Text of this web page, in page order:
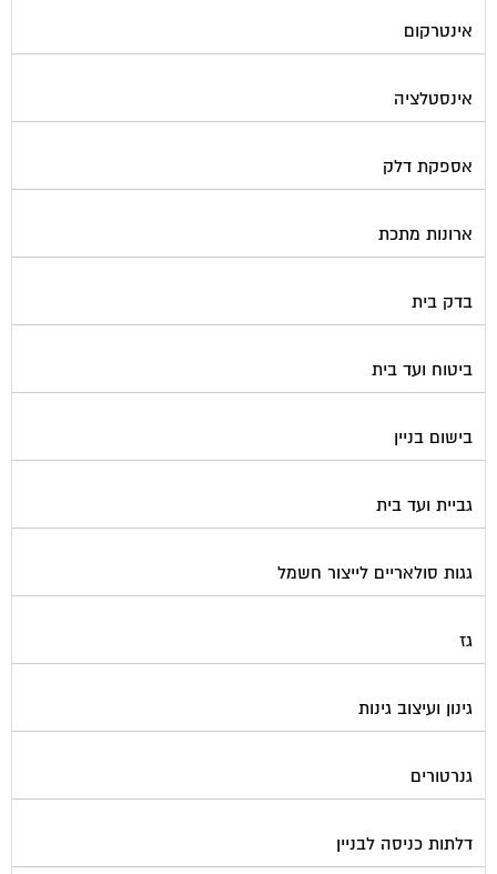
אינטרקום
אינסטלציה
אספקת דלק
ארונות מתכת
בדק בית
ביטוח ועד בית
בישום בניין
גביית ועד בית
גגות סולאריים לייצור חשמל
גז
גינון ועיצוב גינות
גנרטורים
דלתות כניסה לבניין